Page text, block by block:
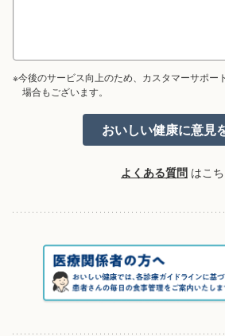
※今後のサービス向上のため、カスタマーサポー
場合もございます。
よくある質問 はこ